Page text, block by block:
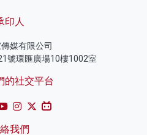
印人
媒有限公司
號環匯廣場10樓1002室
的社交平台
我們